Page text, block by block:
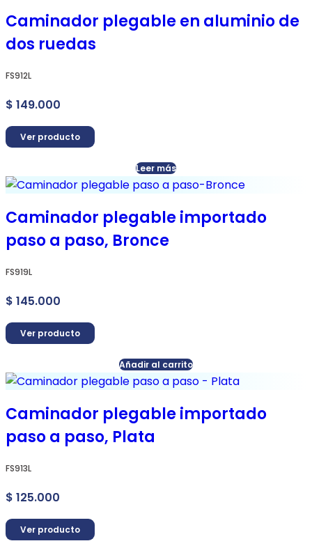
Caminador plegable en aluminio de
dos ruedas
FS912L
$ 149.000
Ver producto
Leer más
Caminador plegable importado
paso a paso, Bronce
FS919L
$ 145.000
Ver producto
Añadir al carrito
Caminador plegable importado
paso a paso, Plata
FS913L
$ 125.000
Ver producto